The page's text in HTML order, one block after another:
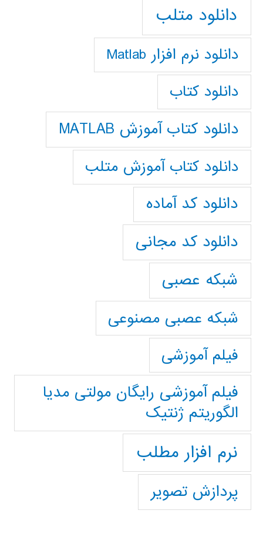
دانلود متلب
دانلود نرم افزار Matlab
دانلود کتاب
دانلود کتاب آموزش MATLAB
دانلود کتاب آموزش متلب
دانلود کد آماده
دانلود کد مجانی
شبکه عصبی
شبکه عصبی مصنوعی
فیلم آموزشی
فیلم آموزشی رایگان مولتی مدیا
الگوریتم ژنتیک
نرم افزار مطلب
پردازش تصویر